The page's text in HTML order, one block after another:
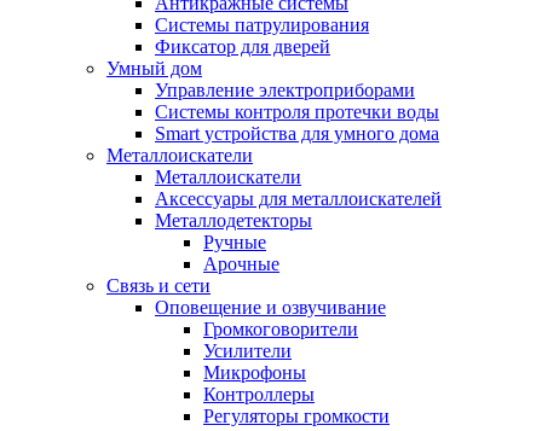
Системы патрулирования
Фиксатор для дверей
Умный дом
Управление электроприборами
Системы контроля протечки воды
Smart устройства для умного дома
Металлоискатели
Металлоискатели
Аксессуары для металлоискателей
Металлодетекторы
Ручные
Арочные
Связь и сети
Оповещение и озвучивание
Громкоговорители
Усилители
Микрофоны
Контроллеры
Регуляторы громкости